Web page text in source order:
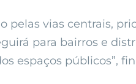
pelas vias centrais,
para bairros e
espaços públicos”,